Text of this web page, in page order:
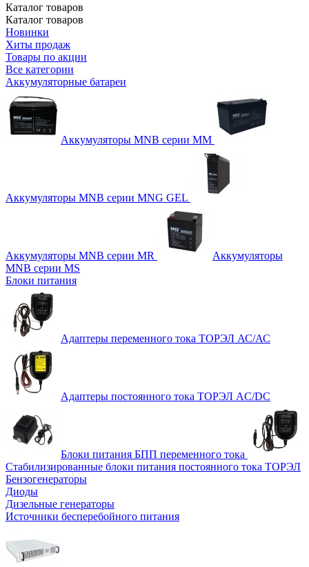
Каталог товаров
Каталог товаров
Новинки
Хиты продаж
Товары по акции
Все категории
Аккумуляторные батареи
Аккумуляторы MNB серии MM
Аккумуляторы MNB серии MNG GEL
Аккумуляторы MNB серии MR
Аккумуляторы
MNB серии MS
Блоки питания
Адаптеры переменного тока ТОРЭЛ АС/АС
Адаптеры постоянного тока ТОРЭЛ AC/DC
Блоки питания БПП переменного тока
Стабилизированные блоки питания постоянного тока ТОРЭЛ
Бензогенераторы
Диоды
Дизельные генераторы
Источники бесперебойного питания